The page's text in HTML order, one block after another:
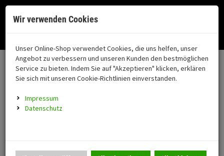
Fahrzeugteile
Alle Kategorien
FAHRZEUGTEILE
Montageständer
Neuheiten
coming soon
Anmelden | Registrieren Merkzettel
Ihr Warenkorb ist momentan leer.
Ergebnisse () Fertig
Nutzung unserer Dienste erklären Sie sich damit einverstanden!
Okay Datenschutz
Menü
Motorrad auswählen
Versand & Lieferung
Bitte wählen Sie Ihr Lieferland.
DHL National
Wir verwenden Cookies
Unser Online-Shop verwendet Cookies, die uns helfen, unser
Angebot zu verbessern und unseren Kunden den bestmöglichen
Service zu bieten. Indem Sie auf "Akzeptieren" klicken, erklären
Sie sich mit unseren Cookie-Richtlinien einverstanden.
Impressum
Datenschutz